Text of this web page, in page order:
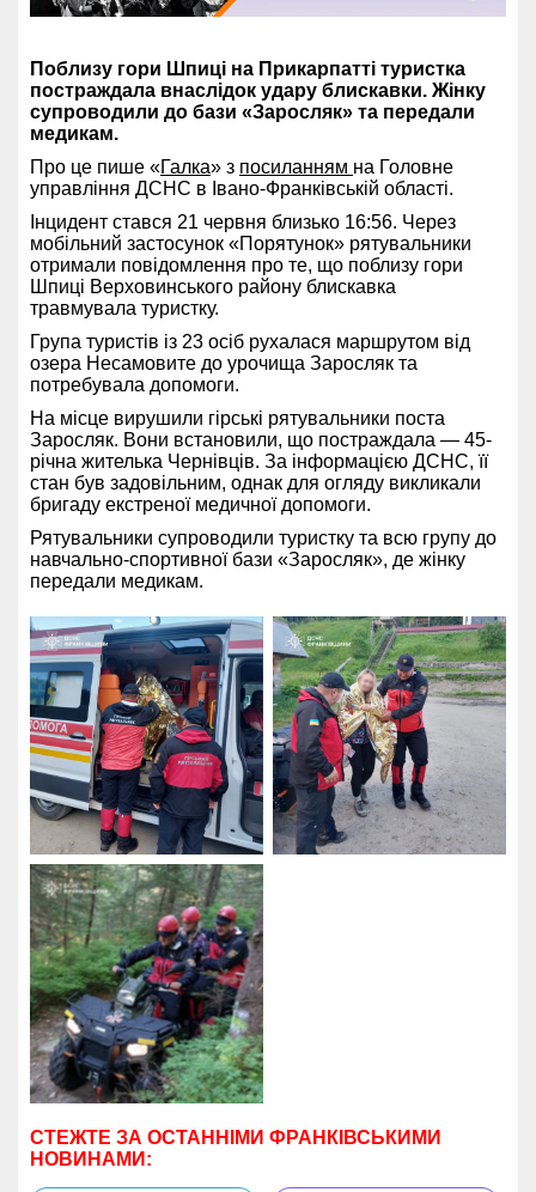
Поблизу гори Шпиці на Прикарпатті туристка
постраждала внаслідок удару блискавки. Жінку
супроводили до бази «Заросляк» та передали
медикам.
Про це пише «Галка» з посиланням на Головне
управління ДСНС в Івано-Франківській області.
Інцидент стався 21 червня близько 16:56. Через
мобільний застосунок «Порятунок» рятувальники
отримали повідомлення про те, що поблизу гори
Шпиці Верховинського району блискавка
травмувала туристку.
Група туристів із 23 осіб рухалася маршрутом від
озера Несамовите до урочища Заросляк та
потребувала допомоги.
На місце вирушили гірські рятувальники поста
Заросляк. Вони встановили, що постраждала — 45-
річна жителька Чернівців. За інформацією ДСНС, її
стан був задовільним, однак для огляду викликали
бригаду екстреної медичної допомоги.
Рятувальники супроводили туристку та всю групу до
навчально-спортивної бази «Заросляк», де жінку
передали медикам.
СТЕЖТЕ ЗА ОСТАННІМИ ФРАНКІВСЬКИМИ
НОВИНАМИ: